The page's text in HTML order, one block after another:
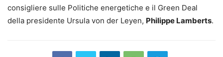
consigliere sulle Politiche energetiche e il Green Deal
della presidente Ursula von der Leyen, Philippe Lamberts.